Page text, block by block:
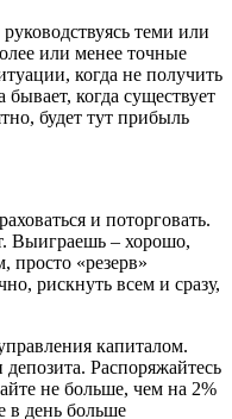
теми или
или менее точные
когда не получить
когда существует
будет тут прибыль
и поторговать.
Выиграешь – хорошо,
просто «резерв»
рискнуть всем и сразу,
капиталом.
Распоряжайтесь
не больше, чем на 2%
в день больше